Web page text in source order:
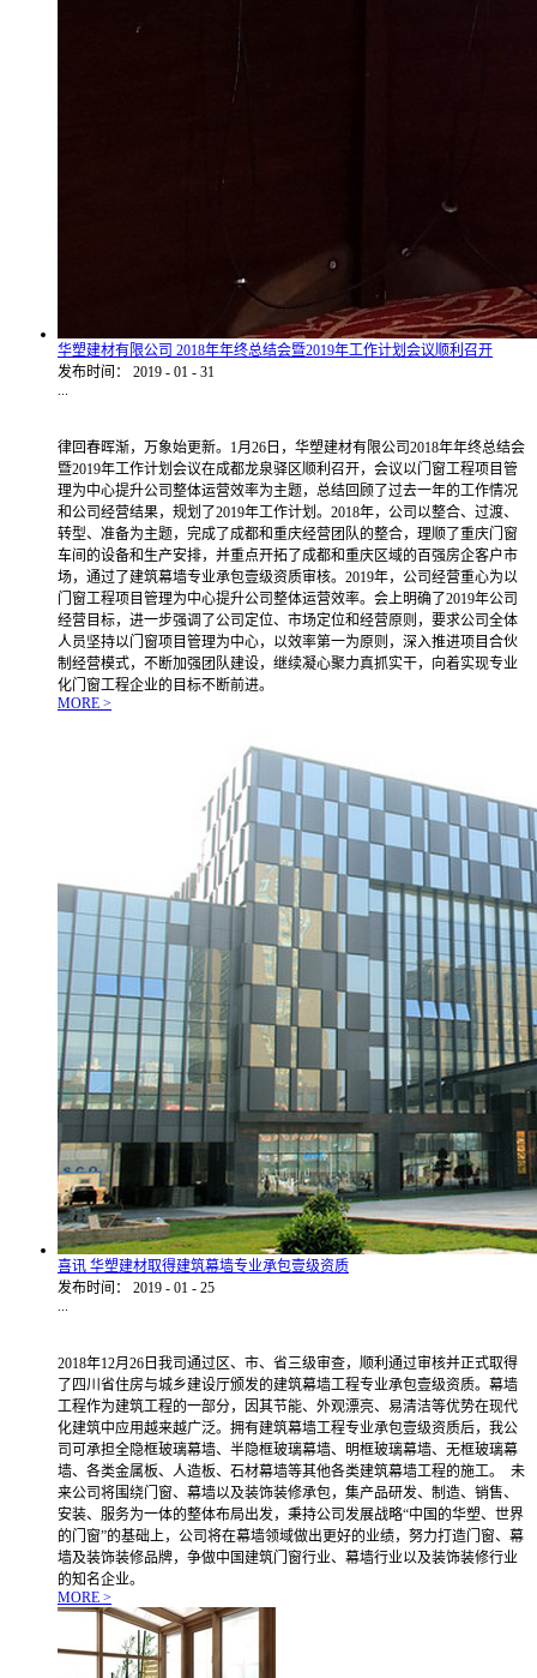
华塑建材有限公司 2018年年终总结会暨2019年工作计划会议顺利召开
发布时间：
2019 - 01 - 31
...
律回春晖渐，万象始更新。1月26日，华塑建材有限公司2018年年终总结会
暨2019年工作计划会议在成都龙泉驿区顺利召开，会议以门窗工程项目管
理为中心提升公司整体运营效率为主题，总结回顾了过去一年的工作情况
和公司经营结果，规划了2019年工作计划。2018年，公司以整合、过渡、
转型、准备为主题，完成了成都和重庆经营团队的整合，理顺了重庆门窗
车间的设备和生产安排，并重点开拓了成都和重庆区域的百强房企客户市
场，通过了建筑幕墙专业承包壹级资质审核。2019年，公司经营重心为以
门窗工程项目管理为中心提升公司整体运营效率。会上明确了2019年公司
经营目标，进一步强调了公司定位、市场定位和经营原则，要求公司全体
人员坚持以门窗项目管理为中心，以效率第一为原则，深入推进项目合伙
制经营模式，不断加强团队建设，继续凝心聚力真抓实干，向着实现专业
化门窗工程企业的目标不断前进。
MORE >
喜讯 华塑建材取得建筑幕墙专业承包壹级资质
发布时间：
2019 - 01 - 25
...
2018年12月26日我司通过区、市、省三级审查，顺利通过审核并正式取得
了四川省住房与城乡建设厅颁发的建筑幕墙工程专业承包壹级资质。幕墙
工程作为建筑工程的一部分，因其节能、外观漂亮、易清洁等优势在现代
化建筑中应用越来越广泛。拥有建筑幕墙工程专业承包壹级资质后，我公
司可承担全隐框玻璃幕墙、半隐框玻璃幕墙、明框玻璃幕墙、无框玻璃幕
墙、各类金属板、人造板、石材幕墙等其他各类建筑幕墙工程的施工。 未
来公司将围绕门窗、幕墙以及装饰装修承包，集产品研发、制造、销售、
安装、服务为一体的整体布局出发，秉持公司发展战略“中国的华塑、世界
的门窗”的基础上，公司将在幕墙领域做出更好的业绩，努力打造门窗、幕
墙及装饰装修品牌，争做中国建筑门窗行业、幕墙行业以及装饰装修行业
的知名企业。
MORE >